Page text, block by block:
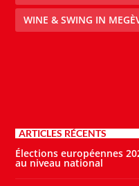
WINE & SWING IN
ARTICLES RÉCENTS
Élections européennes
au niveau national